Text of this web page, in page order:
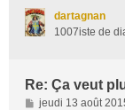
dartagnan
1007iste de
Re: Ça veut
M
jeudi 13 août